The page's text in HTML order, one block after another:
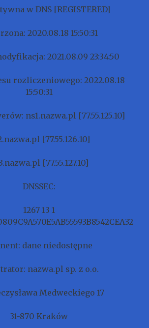
w DNS [REGISTERED]
2020.08.18 15:50:31
2021.08.09 23:34:50
rozliczeniowego: 2022.08.18
15:50:31
ns1.nazwa.pl [77.55.125.10]
[77.55.126.10]
[77.55.127.10]
DNSSEC:
1267 13 1
dane niedostępne
nazwa.pl sp. z o.o.
Medweckiego 17
31-870 Kraków